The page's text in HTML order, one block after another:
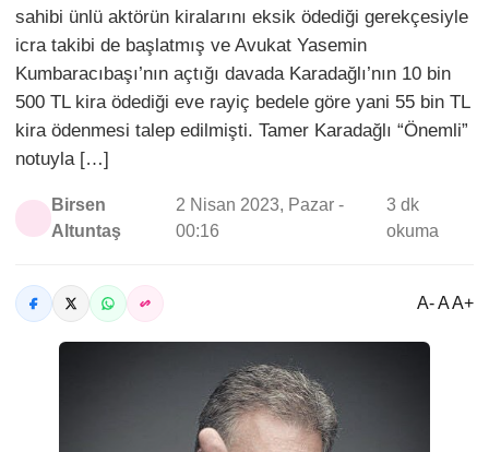
sahibi ünlü aktörün kiralarını eksik ödediği gerekçesiyle
icra takibi de başlatmış ve Avukat Yasemin
Kumbaracıbaşı’nın açtığı davada Karadağlı’nın 10 bin
500 TL kira ödediği eve rayiç bedele göre yani 55 bin TL
kira ödenmesi talep edilmişti. Tamer Karadağlı “Önemli”
notuyla […]
Birsen
Altuntaş
2 Nisan 2023, Pazar -
00:16
3 dk
okuma
A- A A+